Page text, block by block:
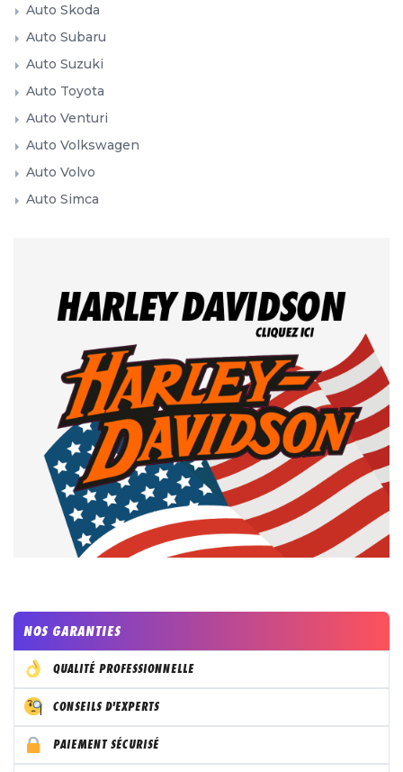
Auto Skoda
Auto Subaru
Auto Suzuki
Auto Toyota
Auto Venturi
Auto Volkswagen
Auto Volvo
Auto Simca
NOS GARANTIES
QUALITÉ PROFESSIONNELLE
CONSEILS D'EXPERTS
PAIEMENT SÉCURISÉ